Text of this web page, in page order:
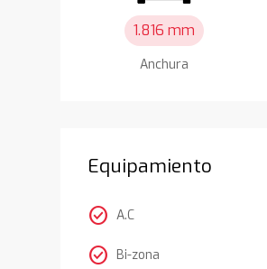
1.816 mm
Anchura
Equipamiento
check_circle A.C
check_circle Bi-zona